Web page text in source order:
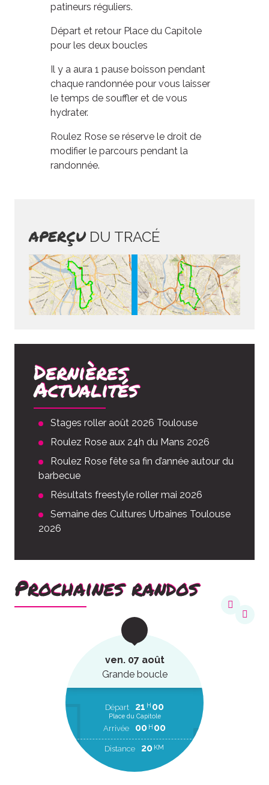
patineurs réguliers.
Départ et retour Place du Capitole
pour les deux boucles
Il y a aura 1 pause boisson pendant
chaque randonnée pour vous laisser
le temps de souffler et de vous
hydrater.
Roulez Rose se réserve le droit de
modifier le parcours pendant la
randonnée.
APERÇUDU TRACÉ
Dernières
Actualités
Stages roller août 2026 Toulouse
Roulez Rose aux 24h du Mans 2026
Roulez Rose fête sa fin d’année autour du
barbecue
Résultats freestyle roller mai 2026
Semaine des Cultures Urbaines Toulouse
2026
Prochaines randos
ven. 07 août
Grande boucle
Départ 21 H 00
Place du Capitole
Arrivée 00 H 00
Distance 20 KM